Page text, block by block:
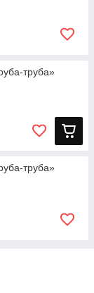
труба»
труба»